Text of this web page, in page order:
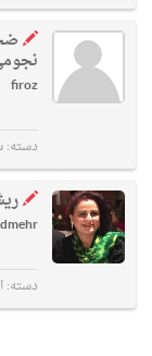
firoz
دسته:
دسته: